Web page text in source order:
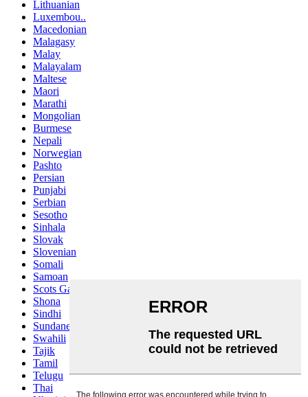
Lithuanian
Luxembou..
Macedonian
Malagasy
Malay
Malayalam
Maltese
Maori
Marathi
Mongolian
Burmese
Nepali
Norwegian
Pashto
Persian
Punjabi
Serbian
Sesotho
Sinhala
Slovak
Slovenian
Somali
Samoan
Scots Gaelic
Shona
Sindhi
Sundanese
Swahili
Tajik
Tamil
Telugu
Thai